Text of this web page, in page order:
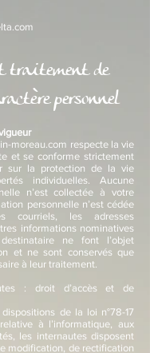
traitement de
personnel
moreau.com respecte la vie
et se conforme strictement
sur la protection de la vie
individuelles. Aucune
n’est collectée à votre
personnelle n’est cédée
les adresses
informations nominatives
ne font l’objet
et ne sont conservés que
à leur traitement.
: droit d’accès et de
de la loi n°78-17
à l’informatique, aux
les internautes disposent
modification, de rectification